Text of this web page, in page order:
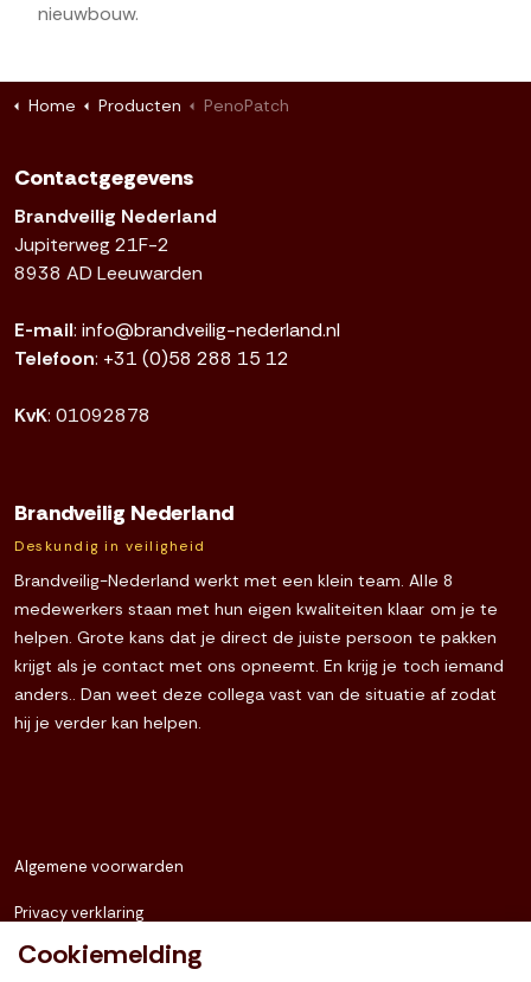
nieuwbouw.
Home Producten PenoPatch
Contactgegevens
Brandveilig Nederland
Jupiterweg 21F-2
8938 AD Leeuwarden
E-mail:info@brandveilig-nederland.nl
Telefoon: +31 (0)58 288 15 12
KvK: 01092878
Brandveilig Nederland
Deskundig in veiligheid
Brandveilig-Nederland werkt met een klein team. Alle 8
medewerkers staan met hun eigen kwaliteiten klaar om je te
helpen. Grote kans dat je direct de juiste persoon te pakken
krijgt als je contact met ons opneemt. En krijg je toch iemand
anders.. Dan weet deze collega vast van de situatie af zodat
hij je verder kan helpen.
Algemene voorwarden
Privacy verklaring
Sitemap
Cookiemelding